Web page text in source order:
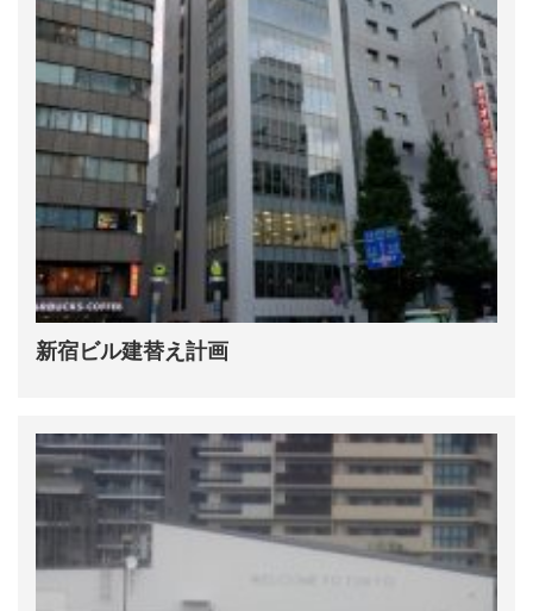
新宿ビル建替え計画